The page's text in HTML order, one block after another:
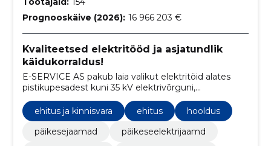
Prognooskäive (2026): 16 966 203 €
Kvaliteetsed elektritööd ja asjatundlik
käidukorraldus!
E-SERVICE AS pakub laia valikut elektritöid alates
pistikupesadest kuni 35 kV elektrivõrguni,
keskendudes rohelisele mõtteviisile ja päikeseenergia
ning elektriauto laadijate lahendustele.
ehitus ja kinnisvara ehitus
hooldus
päikesejaamad
päikeseelektrijaamd